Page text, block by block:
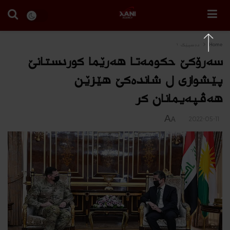
Home دەسپێک ١
سەرۆکێ حکومەتا هەرێما کوردستانێ
پێشوازی ل شانده‌كێ هێزێن
هه‌ڤپەیمانان كر
A
A